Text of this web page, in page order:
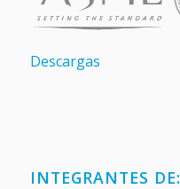
Descargas
INTEGRANTES DE: